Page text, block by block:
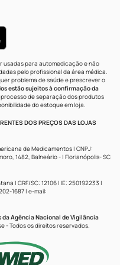
usadas para automedicação e não
pelo profissional da área médica.
problema de saúde e prescrever o
estão sujeitos à confirmação da
processo de separação dos produtos
do estoque em loja.
DOS PREÇOS DAS LOJAS
de Medicamentos | CNPJ:
1482, Balneário - | Florianópolis- SC
| CRF/SC: 12106 | IE: 250192233 |
1687 | e-mail:
Agência Nacional de Vigilância
- Todos os direitos reservados.